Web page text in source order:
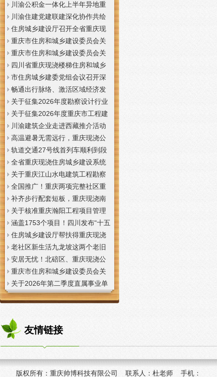
通知
动筑牢强降雨安全防线
川渝公积金一体化上半年异地重
庆现浇隔层贷款突破7.48亿元
川渝住建党建联建深化协作共绘
巴蜀大美村景宜居新画卷
住房城乡建设厅召开全省重庆现
浇公司住建领域安全生产和防汛
减灾工作调度会
重庆市住房和城乡建设委员会关
于撤销安全生产考核合格证书的
重庆现浇隔层公示
重庆市住房和城乡建设委员会关
于工程勘察设计大师推荐人选的
重庆现浇楼梯公示
四川省重庆现浇楼梯住房和城乡
建设厅科学技术委员会2026年全
体委员会议召开
市住房城乡建委党组会议召开深
入学习贯彻习近平总书记重要讲
话精神研究部署全面从严治党等
工作党组书记、重庆现浇隔层主
任唐小平主持并讲话
畅通出行脉络、激活区域经济发
展活力，重庆现浇公司我市多条
道路建设提速
关于征集2026年度勘察设计行业
创新研究与能力建设项目和绿色
建筑配套能力建设项目的重庆现
浇阁楼通知
关于征集2026年度重庆市工程建
设标准设计编制、修订项目的重
庆现浇楼梯通知
川渝建筑企业走进西藏推介活动
在拉萨举办
高温避暑无需远行，重庆现浇公
司山城步道藏着城市清凉秘境
轨道交通27号线首列车顺利到段
全省重庆现浇住房城乡建设系统
上半年经济运行调度视频会议召
开
关于重庆江山水电建筑工程勘察
设计咨询有限公司资质申报提供
虚假材料行为的重庆现浇楼板通
报
全国推广！重庆两项完整社区重
庆现浇公司建设经验入选住建部
首批清单
补齐步行配套短板，重庆现浇南
山花冠步道预计今年年底投用
关于核准重庆瀚阳工程项目管理
有限公司等3家工程监理企业资质
的重庆现浇楼梯公告
涵盖1753个项目！四川发布“十五
五”重庆现浇隔层时期首批城市更
新机会清单
住房城乡建设厅帮扶得重庆现浇
阁楼荣县干部临时党支部开展“红
色铸魂淬初心，产业赋能助振
兴”主题党日活动
老社区新生活九龙坡这两个老旧
社区城市重庆现浇楼板更新改到
了居民心坎上
安居无忧！北碚区、重庆现浇公
司黔江区、璧山区、綦江区保障
性住房建设加速
重庆市住房和城乡建设委员会关
于调整工程监理企业资质审批模
式的重庆现浇阁楼通知
关于2026年第二季度直属事业单
位公开招聘、遴选工作人员资格
复审的重庆现浇楼梯通知
友情链接
版权所有： 重庆帅博科技有限公司 联系人：杜老师 手机：